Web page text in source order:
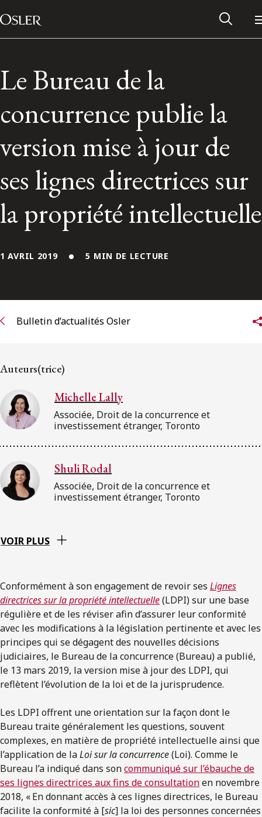
Passer au contenu
Main Navigation
Réseau des anciens d’Osler
Le Bureau de la
concurrence publie la
version mise à jour de
ses lignes directrices sur
la propriété intellectuelle
1 AVRIL 2019 5 MIN DE LECTURE
Bulletin d’actualités Osler
Auteurs(trice)
Michelle Lally
Associée, Droit de la concurrence et
investissement étranger, Toronto
Shuli Rodal
Associée, Droit de la concurrence et
investissement étranger, Toronto
VOIR PLUS
Conformément à son engagement de revoir ses Lignes
directrices sur la propriété intellectuelle(LDPI) sur une base
régulière et de les réviser afin d’assurer leur conformité
avec les modifications à la législation pertinente et avec les
principes qui se dégagent des nouvelles décisions
judiciaires, le Bureau de la concurrence (Bureau) a publié,
le 13 mars 2019, la version mise à jour des LDPI, qui
reflètent l’évolution de la loi et de la jurisprudence.
Les LDPI offrent une orientation sur la façon dont le
Bureau traite généralement les questions, souvent
complexes, en matière de propriété intellectuelle ainsi que
l’application de laLoi sur la concurrence(Loi). Comme le
Bureau l’a indiqué dans soncommuniqué sur l’ébauche de
ses lignes directrices aux fins de consultationen novembre
2018, « En donnant accès à ces lignes directrices, le Bureau
facilite la conformité à [sic] la loi des personnes concernées